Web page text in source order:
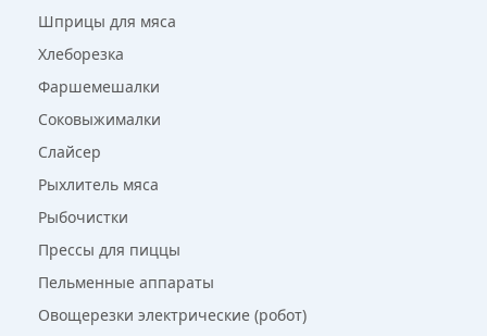
Шприцы для мяса
Хлеборезка
Фаршемешалки
Соковыжималки
Слайсер
Рыхлитель мяса
Рыбочистки
Прессы для пиццы
Пельменные аппараты
Овощерезки электрические (робот)